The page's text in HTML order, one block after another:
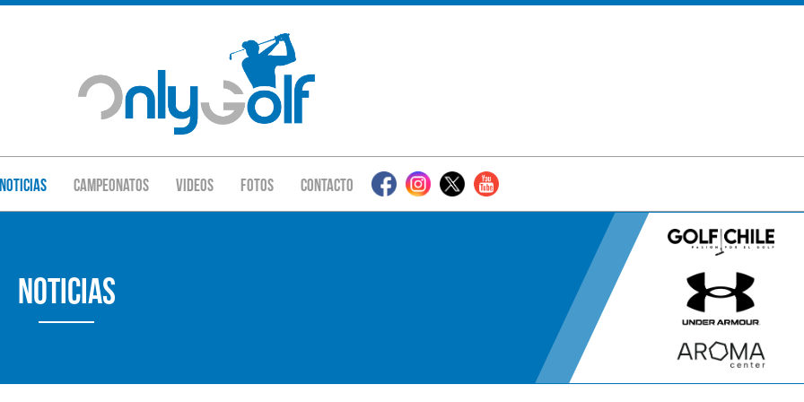
Noticias Campeonatos Videos Fotos Contacto
Noticias